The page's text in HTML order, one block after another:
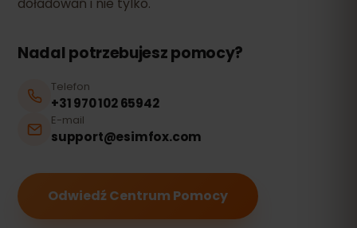
Nadal potrzebujesz pomocy?
Telefon
+31 970 102 65942
E-mail
support@esimfox.com
Odwiedź Centrum Pomocy